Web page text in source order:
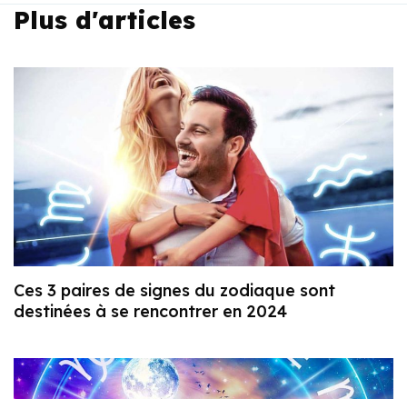
Plus d'articles
Ces 3 paires de signes du zodiaque sont
destinées à se rencontrer en 2024